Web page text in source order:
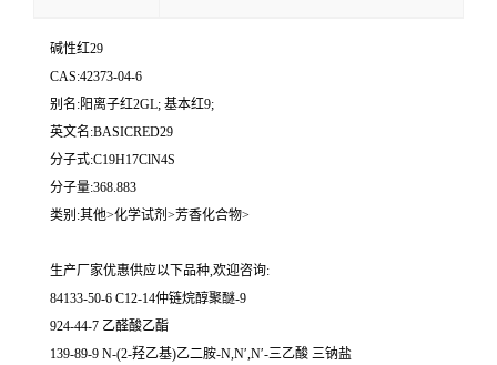
碱性红29
CAS:42373-04-6
别名:阳离子红2GL; 基本红9;
英文名:BASICRED29
分子式:C19H17ClN4S
分子量:368.883
类别:其他>化学试剂>芳香化合物>
生产厂家优惠供应以下品种,欢迎咨询:
84133-50-6 C12-14仲链烷醇聚醚-9
924-44-7 乙醛酸乙酯
139-89-9 N-(2-羟乙基)乙二胺-N,N′,N′-三乙酸 三钠盐